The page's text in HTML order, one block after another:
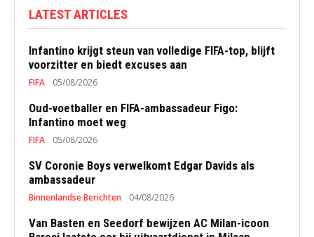
LATEST ARTICLES
Infantino krijgt steun van volledige FIFA-top, blijft
voorzitter en biedt excuses aan
FIFA 05/08/2026
Oud-voetballer en FIFA-ambassadeur Figo:
Infantino moet weg
FIFA 05/08/2026
SV Coronie Boys verwelkomt Edgar Davids als
ambassadeur
Binnenlandse Berichten 04/08/2026
Van Basten en Seedorf bewijzen AC Milan-icoon